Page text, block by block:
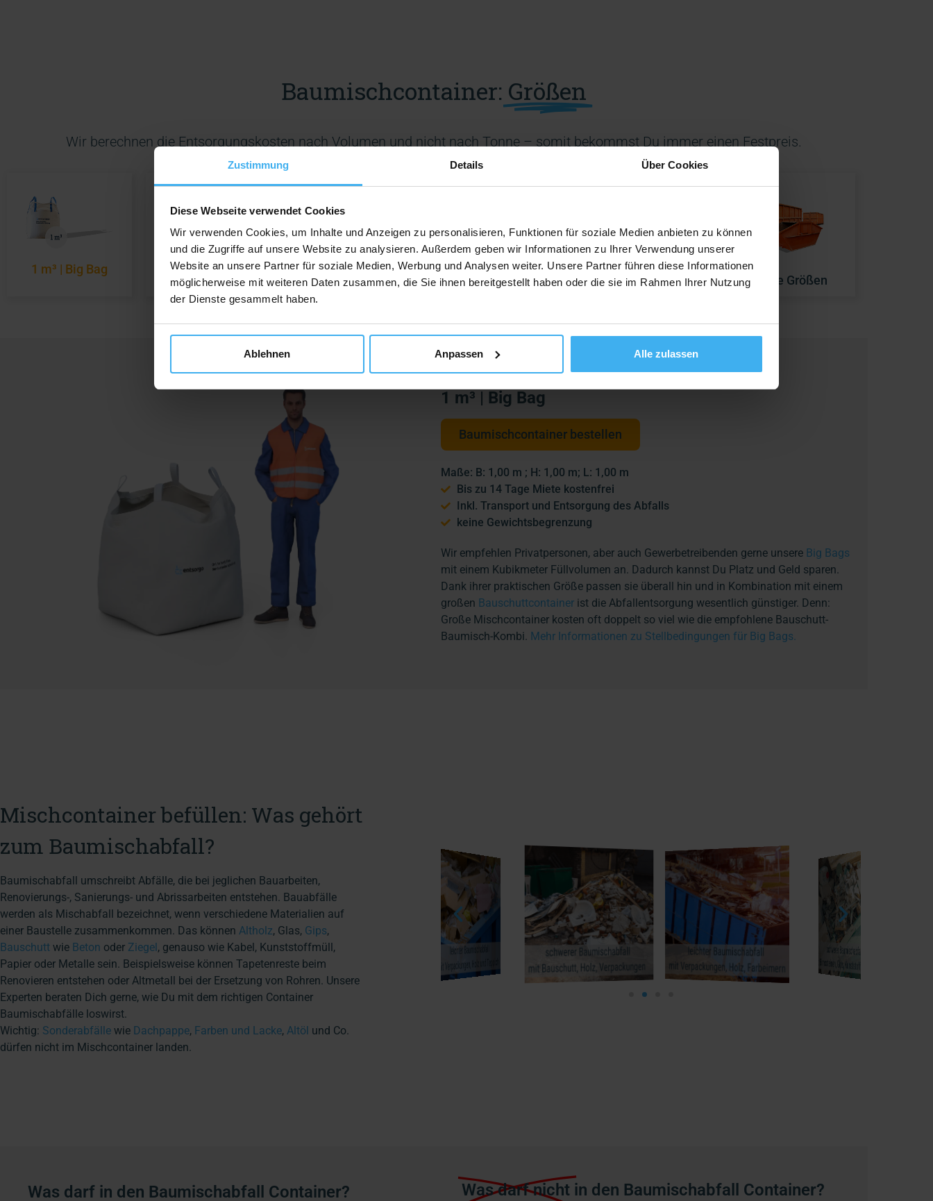
Zustimmung Details Über Cookies
Diese Webseite verwendet Cookies
Wir verwenden Cookies, um Inhalte und Anzeigen zu personalisieren, Funktionen für soziale Medien anbieten zu können
und die Zugriffe auf unsere Website zu analysieren. Außerdem geben wir Informationen zu Ihrer Verwendung unserer
Website an unsere Partner für soziale Medien, Werbung und Analysen weiter. Unsere Partner führen diese Informationen
möglicherweise mit weiteren Daten zusammen, die Sie ihnen bereitgestellt haben oder die sie im Rahmen Ihrer Nutzung
der Dienste gesammelt haben.
Ablehnen Anpassen Alle zulassen
Baumischcontainer: Größen
Wir berechnen die Entsorgungskosten nach Volumen und nicht nach Tonne – somit bekommst Du immer einen Festpreis.
1 m³ | Big Bag 3 m³ | Container 5 m³ | Container 7 m³ | Container
10 m³ | Container Weitere Größen
1 m³ | Big Bag
Baumischcontainer bestellen
Maße: B: 1,00 m ; H: 1,00 m; L: 1,00 m
Bis zu 14 Tage Miete kostenfrei
Inkl. Transport und Entsorgung des Abfalls
keine Gewichtsbegrenzung
Wir empfehlen Privatpersonen, aber auch Gewerbetreibenden gerne unsere Big Bags
mit einem Kubikmeter Füllvolumen an. Dadurch kannst Du Platz und Geld sparen.
Dank ihrer praktischen Größe passen sie überall hin und in Kombination mit einem
großen Bauschuttcontainer ist die Abfallentsorgung wesentlich günstiger. Denn:
Große Mischcontainer kosten oft doppelt so viel wie die empfohlene Bauschutt-
Baumisch-Kombi. Mehr Informationen zu Stellbedingungen für Big Bags.
Mischcontainer befüllen: Was gehört
zum Baumischabfall?
Baumischabfall umschreibt Abfälle, die bei jeglichen Bauarbeiten,
Renovierungs-, Sanierungs- und Abrissarbeiten entstehen. Bauabfälle
werden als Mischabfall bezeichnet, wenn verschiedene Materialien auf
einer Baustelle zusammenkommen. Das können Altholz, Glas, Gips,
Bauschutt wie Beton oder Ziegel, genauso wie Kabel, Kunststoffmüll,
Papier oder Metalle sein. Beispielsweise können Tapetenreste beim
Renovieren entstehen oder Altmetall bei der Ersetzung von Rohren. Unsere
Experten beraten Dich gerne, wie Du mit dem richtigen Container
Baumischabfälle loswirst.
Wichtig: Sonderabfälle wie Dachpappe, Farben und Lacke, Altöl und Co.
dürfen nicht im Mischcontainer landen.
Was darf in den Baumischabfall Container? Was darf nicht in den Baumischabfall Container?